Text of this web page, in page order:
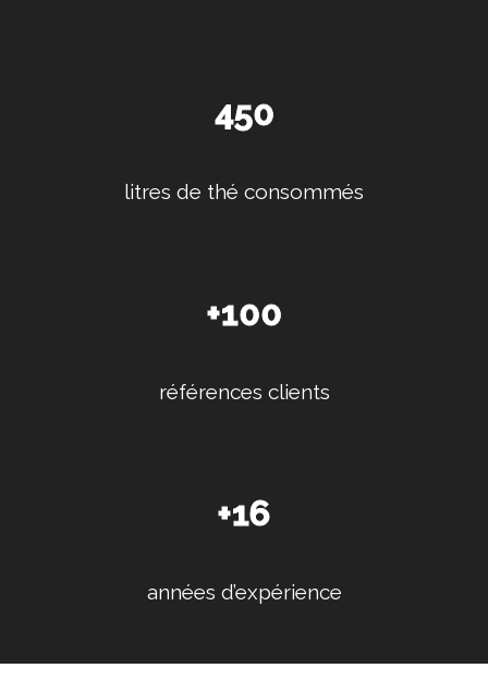
450
litres de thé consommés
+100
références clients
+16
années d’expérience